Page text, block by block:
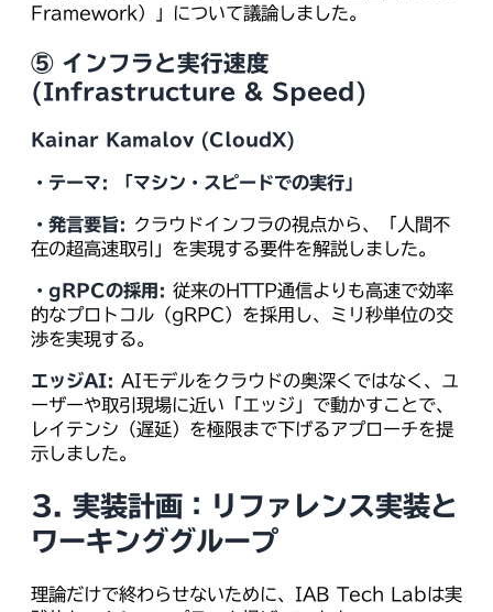
Framework）」について議論しました。
⑤ インフラと実行速度
(Infrastructure & Speed)
Kainar Kamalov (CloudX)
・テーマ: 「マシン・スピードでの実行」
・発言要旨:
クラウドインフラの視点から、「人間不
在の超高速取引」を実現する要件を解説しました。
・gRPCの採用: 従来のHTTP通信よりも高速で効率
的なプロトコル（gRPC）を採用し、ミリ秒単位の交
渉を実現する。
エッジAI: AIモデルをクラウドの奥深くではなく、ユ
ーザーや取引現場に近い「エッジ」で動かすことで、
レイテンシ（遅延）を極限まで下げるアプローチを提
示しました。
3. 実装計画：リファレンス実装と
ワーキンググループ
理論だけで終わらせないために、IAB Tech Labは実